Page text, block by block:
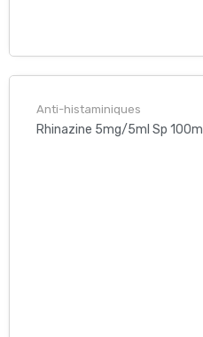
Anti-histaminiques
Rhinazine 5mg/5ml Sp 100ml